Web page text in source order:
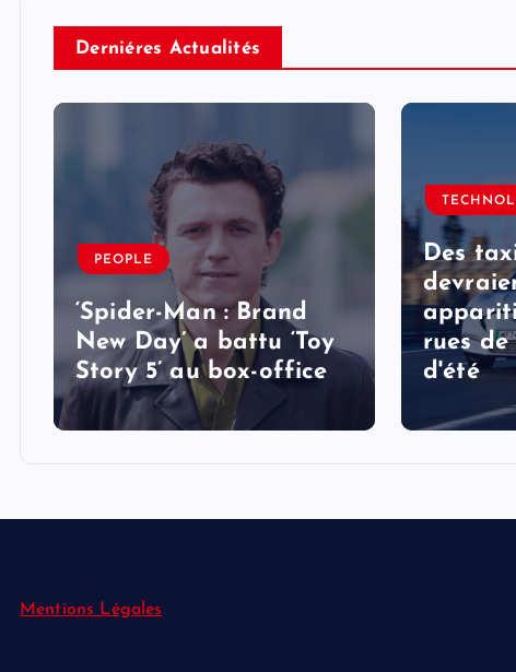
Derniéres Actualités
PEOPLE
‘Spider-Man : Brand
New Day’ a battu ‘Toy
Story 5’ au box-office
Des
rues
d'été
Mentions Légales